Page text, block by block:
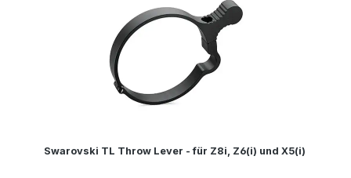
Swarovski TL Throw Lever - für Z8i, Z6(i) und X5(i)